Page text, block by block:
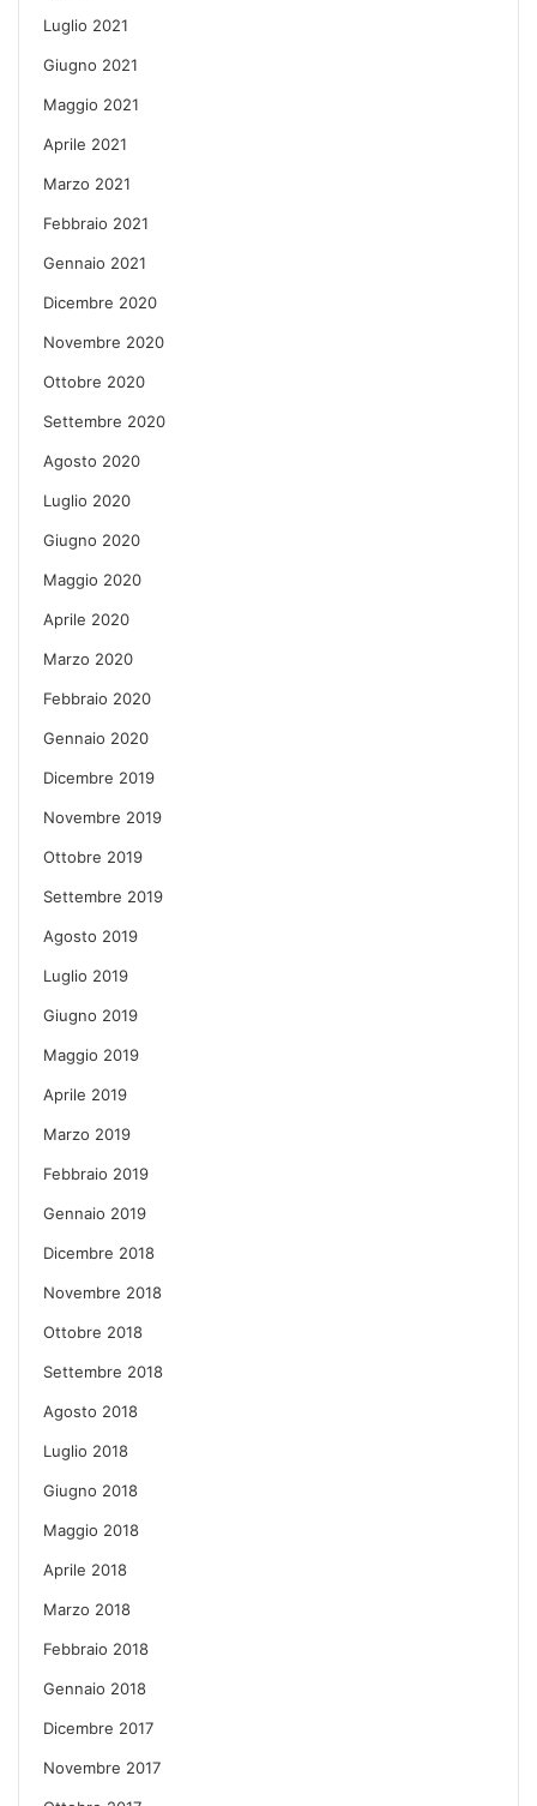
Luglio 2021
Giugno 2021
Maggio 2021
Aprile 2021
Marzo 2021
Febbraio 2021
Gennaio 2021
Dicembre 2020
Novembre 2020
Ottobre 2020
Settembre 2020
Agosto 2020
Luglio 2020
Giugno 2020
Maggio 2020
Aprile 2020
Marzo 2020
Febbraio 2020
Gennaio 2020
Dicembre 2019
Novembre 2019
Ottobre 2019
Settembre 2019
Agosto 2019
Luglio 2019
Giugno 2019
Maggio 2019
Aprile 2019
Marzo 2019
Febbraio 2019
Gennaio 2019
Dicembre 2018
Novembre 2018
Ottobre 2018
Settembre 2018
Agosto 2018
Luglio 2018
Giugno 2018
Maggio 2018
Aprile 2018
Marzo 2018
Febbraio 2018
Gennaio 2018
Dicembre 2017
Novembre 2017